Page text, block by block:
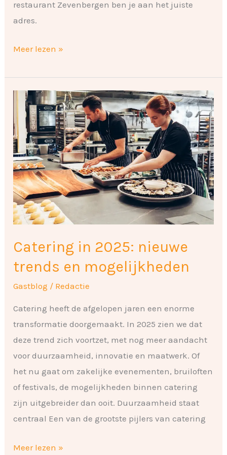
restaurant Zevenbergen ben je aan het juiste
adres.
Meer lezen »
Catering in 2025: nieuwe
trends en mogelijkheden
Gastblog / Redactie
Catering heeft de afgelopen jaren een enorme
transformatie doorgemaakt. In 2025 zien we dat
deze trend zich voortzet, met nog meer aandacht
voor duurzaamheid, innovatie en maatwerk. Of
het nu gaat om zakelijke evenementen, bruiloften
of festivals, de mogelijkheden binnen catering
zijn uitgebreider dan ooit. Duurzaamheid staat
centraal Een van de grootste pijlers van catering
Catering
2025:
nieuwe
trends
en
mogelijkheden
Meer lezen »